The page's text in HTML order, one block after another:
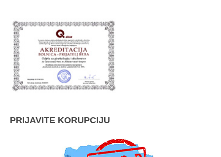
PRIJAVITE KORUPCIJU